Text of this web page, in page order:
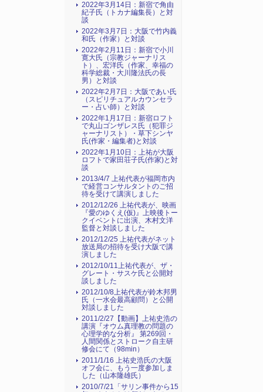
2022年3月14日：新宿で角由
紀子氏（トカナ編集長）と対
談
2022年3月7日：大阪で竹内義
和氏（作家）と対談
2022年2月11日：新宿で小川
寛大氏（宗教ジャーナリス
ト）、宏洋氏（作家、幸福の
科学総裁・大川隆法氏の長
男）と対談
2022年2月7日：大阪であい氏
（スピリチュアルカウンセラ
ー・占い師）と対談
2022年1月17日：新宿ロフト
で丸山ゴンザレス氏（犯罪ジ
ャーナリスト）・草下シンヤ
氏(作家・編集者)と対談
2022年1月10日：上祐が大阪
ロフトで家田荘子氏(作家)と対
談
2013/4/7 上祐代表が福岡市内
で経営コンサルタントのご招
待を受けて講演しました
2012/12/26 上祐代表が、映画
『愛のゆくえ(仮)』上映後トー
クイベントに出演、木村文洋
監督と対談しました
2012/12/25 上祐代表がネット
放送局の招待を受け大阪で講
演しました
2012/10/11上祐代表が、ザ・
グレート・サスケ氏と公開対
談しました
2012/10/8上祐代表が鈴木邦男
氏（一水会最高顧問）と公開
対談しました
2011/2/27【動画】上祐史浩の
講演『オウム真理教の問題の
心理学的な分析』 第269回・
人間関係とストローク自主研
修会にて（98min）
2011/1/16 上祐史浩氏の大阪
オフ会に、もう一度参加しま
した（山本隆雄氏）
2010/7/21「サリン事件から15